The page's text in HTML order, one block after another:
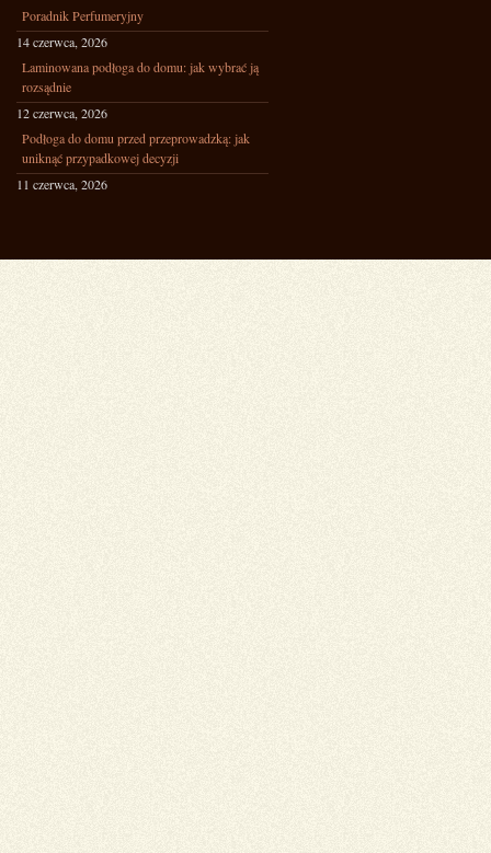
Poradnik Perfumeryjny
14 czerwca, 2026
Laminowana podłoga do domu: jak wybrać ją
rozsądnie
12 czerwca, 2026
Podłoga do domu przed przeprowadzką: jak
uniknąć przypadkowej decyzji
11 czerwca, 2026